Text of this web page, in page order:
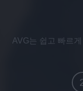
AVG는 쉽고 빠르